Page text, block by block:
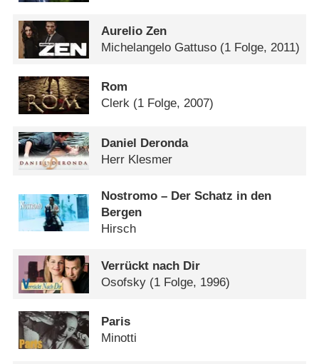
Aurelio Zen
Michelangelo Gattuso (1 Folge, 2011)
Rom
Clerk (1 Folge, 2007)
Daniel Deronda
Herr Klesmer
Nostromo – Der Schatz in den
Bergen
Hirsch
Verrückt nach Dir
Osofsky (1 Folge, 1996)
Paris
Minotti